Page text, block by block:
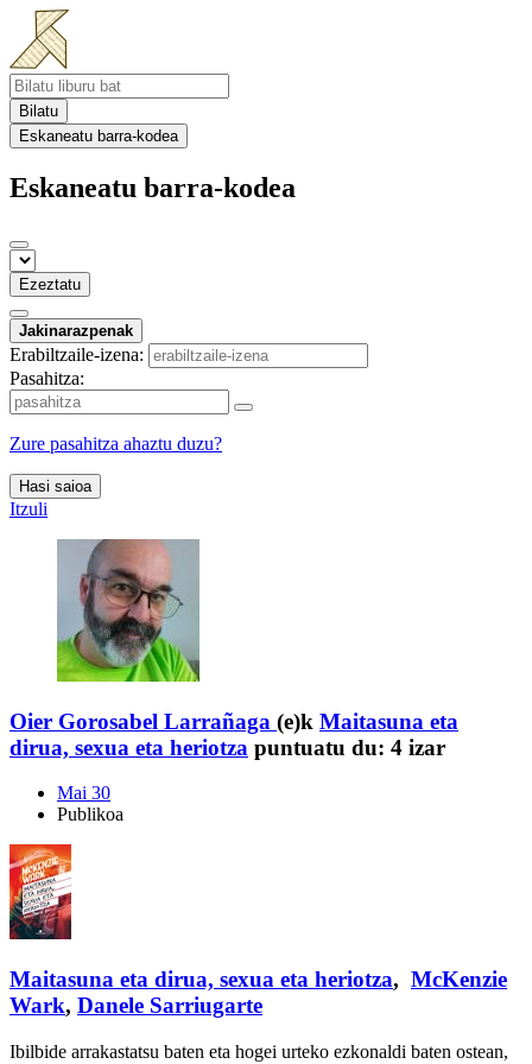
Bilatu
Eskaneatu barra-kodea
Eskaneatu barra-kodea
Ezeztatu
Jakinarazpenak
Erabiltzaile-izena:
Pasahitza:
Zure pasahitza ahaztu duzu?
Hasi saioa
Itzuli
Oier Gorosabel Larrañaga (e)k Maitasuna eta
dirua, sexua eta heriotza puntuatu du: 4 izar
Mai 30
Publikoa
Maitasuna eta dirua, sexua eta heriotza, McKenzie
Wark, Danele Sarriugarte
Ibilbide arrakastatsu baten eta hogei urteko ezkonaldi baten ostean,